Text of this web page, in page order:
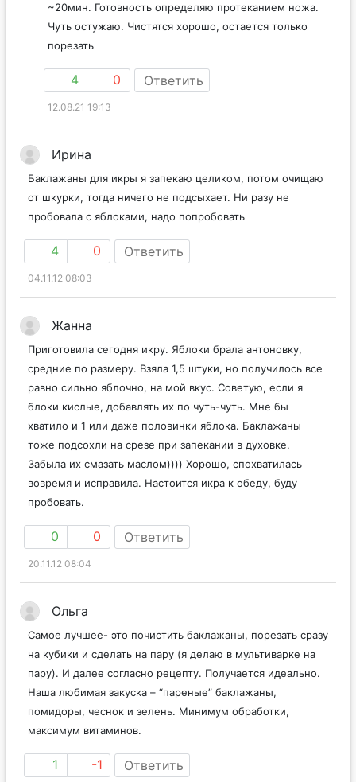
~20мин. Готовность определяю протеканием ножа.
Чуть остужаю. Чистятся хорошо, остается только
порезать
4 0 Ответить
12.08.21 19:13
Ирина
Баклажаны для икры я запекаю целиком, потом очищаю
от шкурки, тогда ничего не подсыхает. Ни разу не
пробовала с яблоками, надо попробовать
4 0 Ответить
04.11.12 08:03
Жанна
Приготовила сегодня икру. Яблоки брала антоновку,
средние по размеру. Взяла 1,5 штуки, но получилось все
равно сильно яблочно, на мой вкус. Советую, если я
блоки кислые, добавлять их по чуть-чуть. Мне бы
хватило и 1 или даже половинки яблока. Баклажаны
тоже подсохли на срезе при запекании в духовке.
Забыла их смазать маслом)))) Хорошо, спохватилась
вовремя и исправила. Настоится икра к обеду, буду
пробовать.
0 0 Ответить
20.11.12 08:04
Ольга
Самое лучшее- это почистить баклажаны, порезать сразу
на кубики и сделать на пару (я делаю в мультиварке на
пару). И далее согласно рецепту. Получается идеально.
Наша любимая закуска – “пареные” баклажаны,
помидоры, чеснок и зелень. Минимум обработки,
максимум витаминов.
1 -1 Ответить